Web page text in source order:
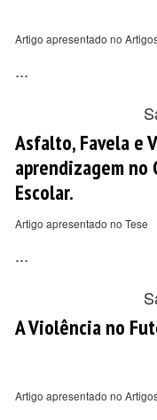
Artigo apresentado no
...
Asfalto, Favela e
aprendizagem no
Escolar.
Artigo apresentado no Tese
...
A Violência no
Artigo apresentado no